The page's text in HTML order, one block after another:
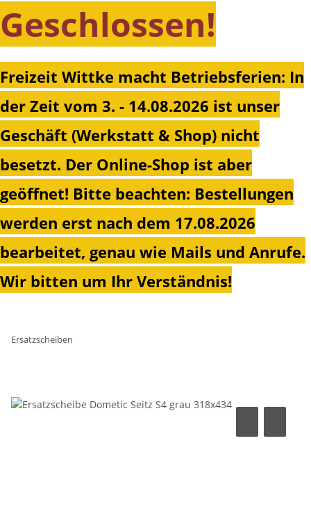
Geschlossen!
Freizeit Wittke macht Betriebsferien: In
der Zeit vom 3. - 14.08.2026 ist unser
Geschäft (Werkstatt & Shop) nicht
besetzt. Der Online-Shop ist aber
geöffnet! Bitte beachten: Bestellungen
werden erst nach dem 17.08.2026
bearbeitet, genau wie Mails und Anrufe.
Wir bitten um Ihr Verständnis!
Ersatzscheiben